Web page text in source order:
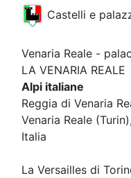
Castelli e
Venaria Reale -
LA VENARIA REALE
Alpi italiane
Reggia di Venaria
Venaria Reale (Turin),
Italia
La Versailles di